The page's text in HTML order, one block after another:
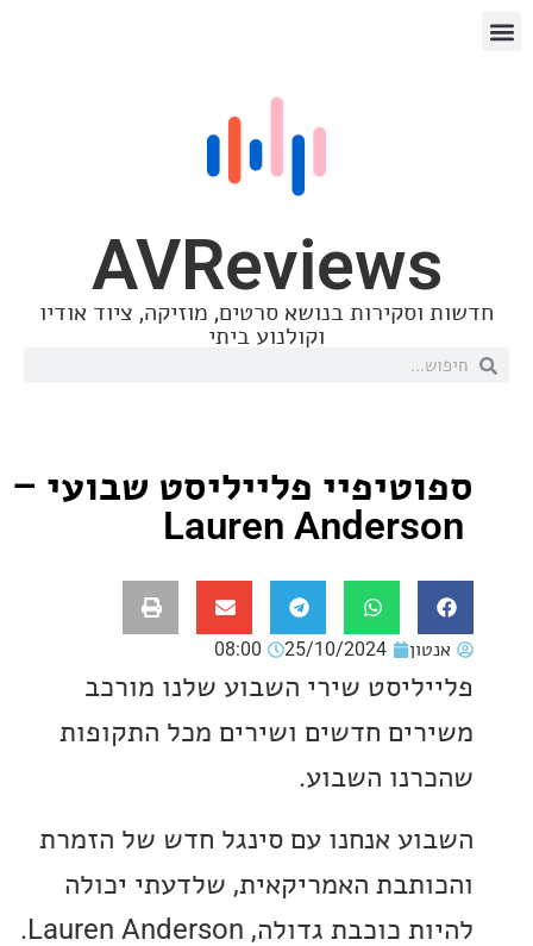
בנושא סרטים, מוזיקה, ציוד אודיו
וקולנוע ביתי
פלייליסט שבועי –
25/10/2024
08:00
שירי השבוע שלנו מורכב
חדשים ושירים מכל התקופות
השבוע.
אנחנו עם סינגל חדש של הזמרת
האמריקאית, שלדעתי יכולה
להיות כוכבת גדולה, Lauren Anderson.